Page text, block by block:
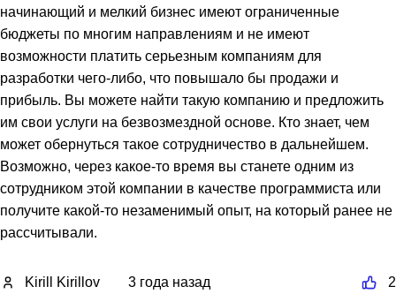
начинающий и мелкий бизнес имеют ограниченные
бюджеты по многим направлениям и не имеют
возможности платить серьезным компаниям для
разработки чего-либо, что повышало бы продажи и
прибыль. Вы можете найти такую компанию и предложить
им свои услуги на безвозмездной основе. Кто знает, чем
может обернуться такое сотрудничество в дальнейшем.
Возможно, через какое-то время вы станете одним из
сотрудником этой компании в качестве программиста или
получите какой-то незаменимый опыт, на который ранее не
рассчитывали.
Kirill Kirillov 3 года назад 2